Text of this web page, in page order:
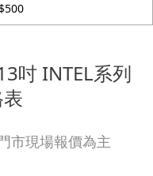
$500
吋 INTEL系列
市現場報價為主